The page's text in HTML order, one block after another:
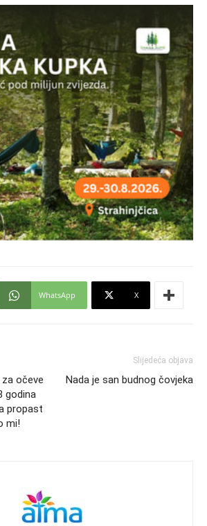
WhatsApp X
očeve
godina
propast
mi!
Slijedeća objava
Nada je san budnog čovjeka